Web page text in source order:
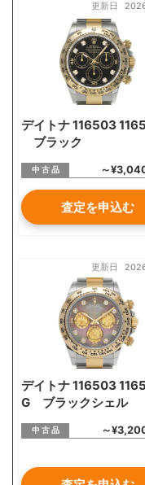
メ
更新日
デイトナ 116503
ブラック
中 古 品 ～
査定を申込む
更新日
デイトナ 116503
G ブラックシェル
中 古 品 ～